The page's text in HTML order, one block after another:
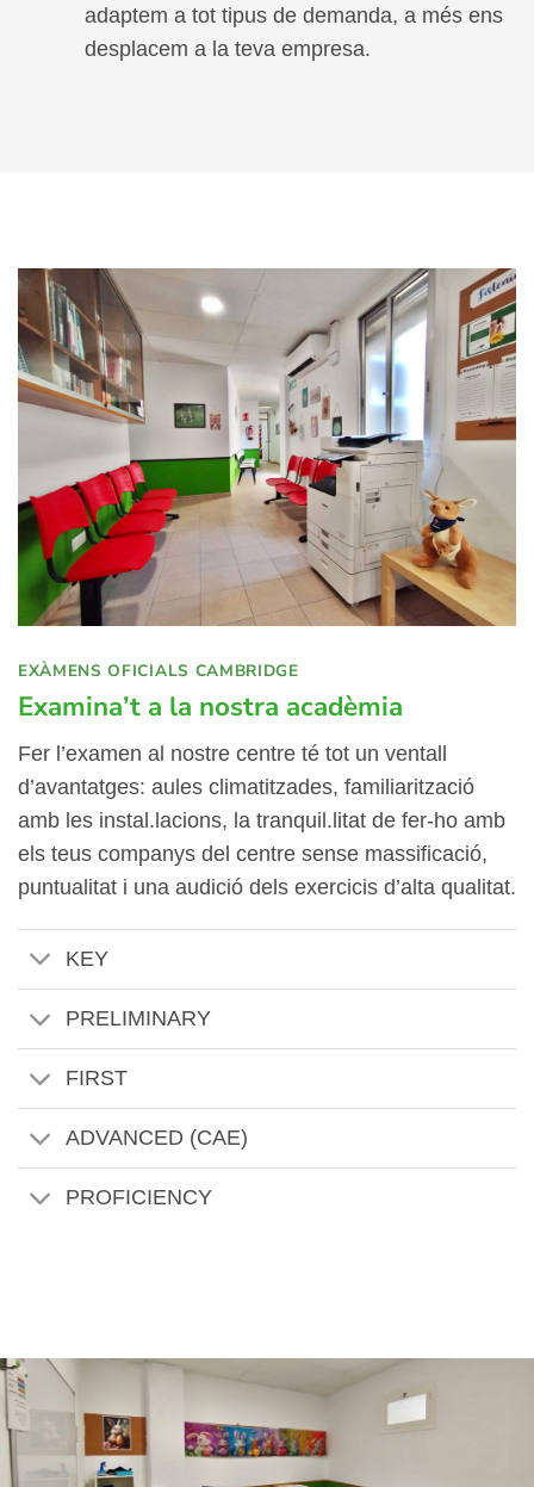
adaptem a tot tipus de demanda, a més ens
desplacem a la teva empresa.
EXÀMENS OFICIALS CAMBRIDGE
Examina’t a la nostra acadèmia
Fer l’examen al nostre centre té tot un ventall
d’avantatges: aules climatitzades, familiarització
amb les instal.lacions, la tranquil.litat de fer-ho amb
els teus companys del centre sense massificació,
puntualitat i una audició dels exercicis d’alta qualitat.
KEY
PRELIMINARY
FIRST
ADVANCED (CAE)
PROFICIENCY